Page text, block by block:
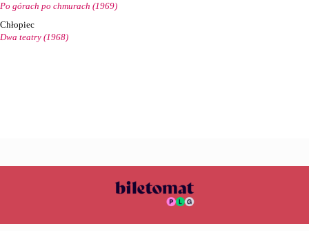
Po górach po chmurach (1969)
Chłopiec
Dwa teatry (1968)